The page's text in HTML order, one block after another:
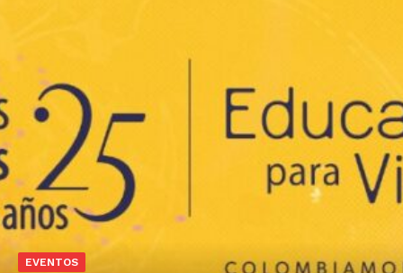
EVENTOS